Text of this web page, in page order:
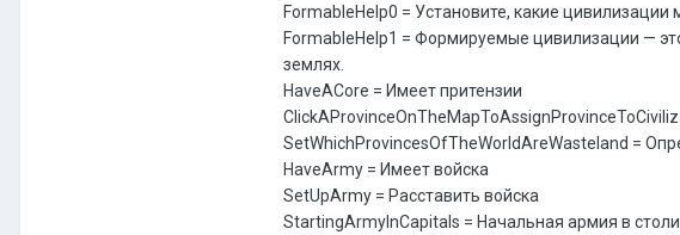
FormableHelp0 = Установите, какие
FormableHelp1 = Формируемые цивилизации —
землях.
HaveACore = Имеет притензии
SetWhichProvincesOfTheWorldAreWasteland =
HaveArmy = Имеет войска
SetUpArmy = Расставить войска
StartingArmyInCapitals = Начальная армия в